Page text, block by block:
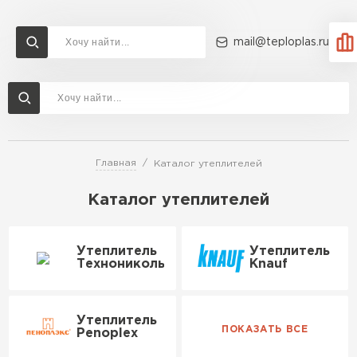
mail@teploplas.ru
Главная Каталог утеплителей
Каталог утеплителей
Утеплитель
Технониколь
Утеплитель
Knauf
Утеплитель
Penoplex
Доставка и оплата
Утеплитель Ветонит
Утеплитель Технониколь
Утеплитель Rockwool
Утеплитель Knauf